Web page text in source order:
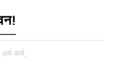
धर्म-कर्म,